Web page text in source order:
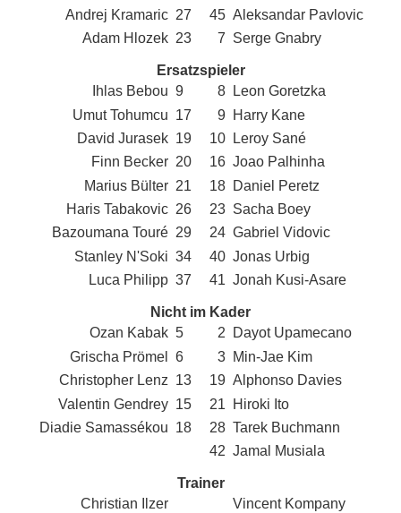
Andrej Kramaric 27 45 Aleksandar Pavlovic
Adam Hlozek 23 7 Serge Gnabry
Ersatzspieler
Ihlas Bebou 9 8
Leon Goretzka
Umut Tohumcu 17 9 Harry Kane
David Jurasek 19 10
Leroy Sané
Finn Becker 20 16 Joao Palhinha
Marius Bülter 21 18 Daniel Peretz
Haris Tabakovic 26 23 Sacha Boey
Bazoumana Touré 29 24 Gabriel Vidovic
Stanley N'Soki 34 40 Jonas Urbig
Luca Philipp 37 41 Jonah Kusi-Asare
Nicht im Kader
Ozan Kabak 5 2
Dayot Upamecano
Grischa Prömel
6 3 Min-Jae Kim
Christopher Lenz 13 19 Alphonso Davies
Valentin Gendrey 15 21
Hiroki Ito
Diadie Samassékou 18 28 Tarek Buchmann
42 Jamal Musiala
Trainer
Christian Ilzer
Vincent Kompany